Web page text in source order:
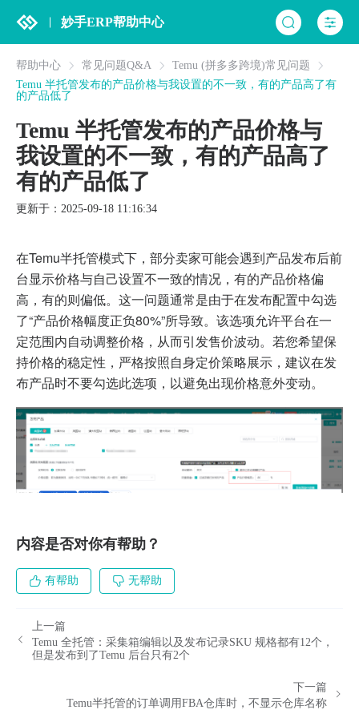
妙手ERP帮助中心
帮助中心 常见问题Q&A
Temu (拼多多跨境)常见问题
Temu 半托管发布的产品价格与我设置的不一致，有的产品高了有
的产品低了
Temu 半托管发布的产品价格与
我设置的不一致，有的产品高了
有的产品低了
更新于：2025-09-18 11:16:34
在Temu半托管模式下，部分卖家可能会遇到产品发布后前
台显示价格与自己设置不一致的情况，有的产品价格偏
高，有的则偏低。这一问题通常是由于在发布配置中勾选
了“产品价格幅度正负80%”所导致。该选项允许平台在一
定范围内自动调整价格，从而引发售价波动。若您希望保
持价格的稳定性，严格按照自身定价策略展示，建议在发
布产品时不要勾选此选项，以避免出现价格意外变动。
内容是否对你有帮助？
有帮助 无帮助
上一篇
Temu 全托管：采集箱编辑以及发布记录SKU 规格都有12个，
但是发布到了Temu 后台只有2个
下一篇
Temu半托管的订单调用FBA仓库时，不显示仓库名称